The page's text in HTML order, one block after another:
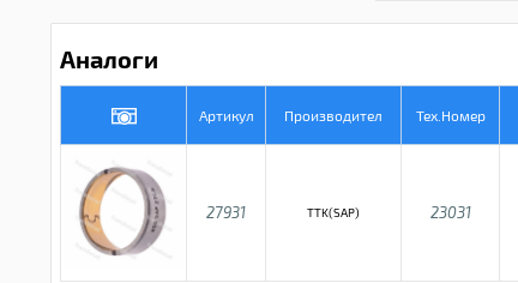
Аналоги
Артикул Производител Тех.Номер
27931 TTK(SAP) 23031